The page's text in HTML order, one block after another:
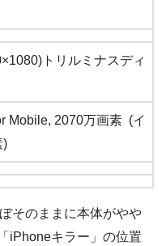
トリルミナスディ
Mobile, 2070万画素 (イ
)
そのままに本体がやや
iPhoneキラー」の位置